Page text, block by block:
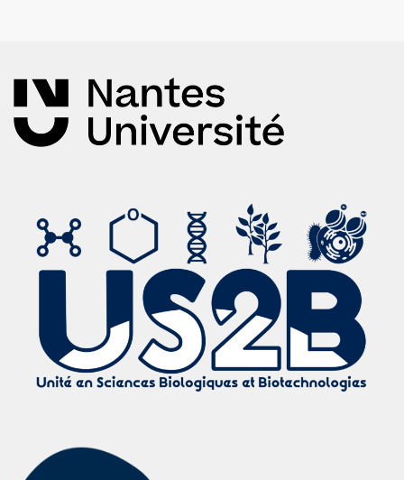
Gran, Evan Rizzel; Bertorelle, Franck; Fakhouri,
Hussein; Antoine, Rodolphe; Bakulić, Martina Perić;
Maršić, Željka Sanader; Bonačić-Koutecký, Vlasta;
alteration of organellar state and translocation of
transcription factors in human primary astrocytes
Nanoscale,p. -, 2021
BibTeX
2020
Antoine, Isabelle; ç, Pierre-Fran; Thomas, Sabu;
Kalarikkal, Nandakumar; Antoine, Rodolphe